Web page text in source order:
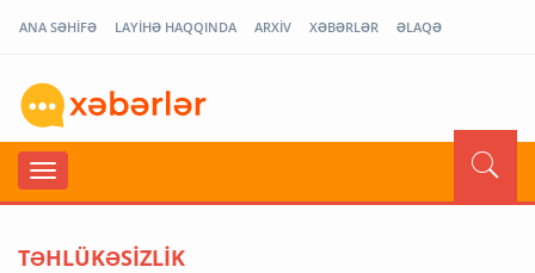
ANA SƏHİFƏ LAYİHƏ HAQQINDA ARXİV XƏBƏRLƏR ƏLAQƏ
TƏHLÜKƏSİZLİK